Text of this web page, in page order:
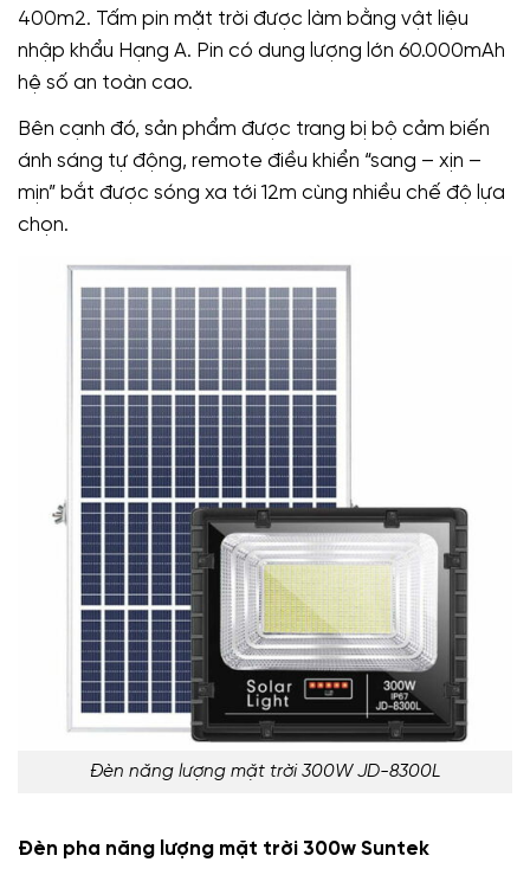
400m2. Tấm pin mặt trời được làm bằng vật liệu
nhập khẩu Hạng A. Pin có dung lượng lớn 60.000mAh
hệ số an toàn cao.
Bên cạnh đó, sản phẩm được trang bị bộ cảm biến
ánh sáng tự động, remote điều khiển “sang – xịn –
mịn” bắt được sóng xa tới 12m cùng nhiều chế độ lựa
chọn.
Đèn năng lượng mặt trời 300W JD-8300L
Đèn pha năng lượng mặt trời 300w Suntek